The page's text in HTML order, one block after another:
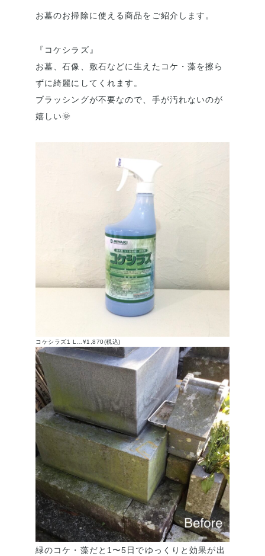
お墓のお掃除に使える商品をご紹介します。
『コケシラズ』
お墓、石像、敷石などに生えたコケ・藻を擦ら
ずに綺麗にしてくれます。
ブラッシングが不要なので、手が汚れないのが
嬉しい🌞
コケシラズ1 L…¥1,870(税込)
緑のコケ・藻だと1〜5日でゆっくりと効果が出